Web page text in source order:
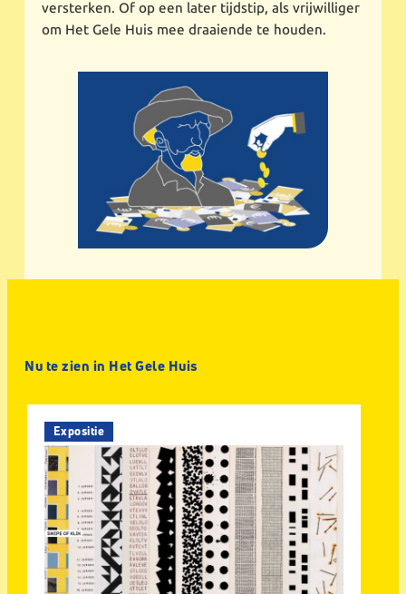
versterken. Of op een later tijdstip, als vrijwilliger
om Het Gele Huis mee draaiende te houden.
Nu te zien in Het Gele Huis
Expositie